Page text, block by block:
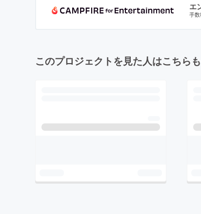
エ
手
このプロジェクトを見た人はこちら